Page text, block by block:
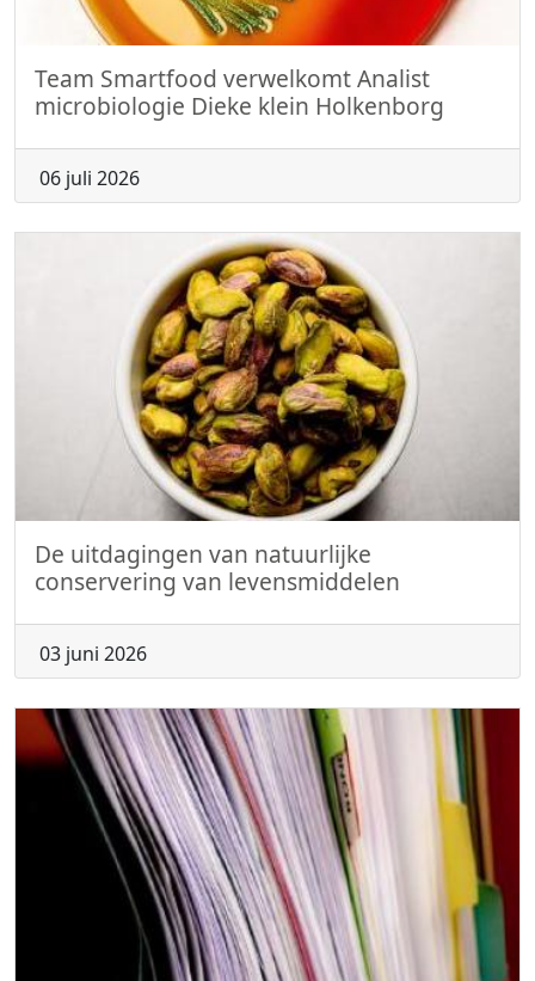
Team Smartfood verwelkomt Analist
microbiologie Dieke klein Holkenborg
06 juli 2026
De uitdagingen van natuurlijke
conservering van levensmiddelen
03 juni 2026